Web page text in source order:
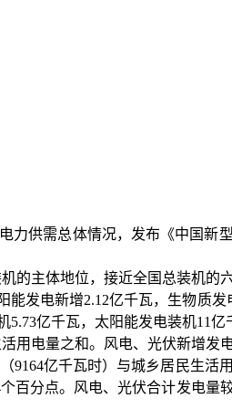
供需总体情况，发布《中国新
的主体地位，接近全国总装机的
能发电新增2.12亿千瓦，生物质
亿千瓦，太阳能发电装机11亿
用电量之和。风电、光伏新增发
亿千瓦时）与城乡居民生活
百分点。风电、光伏合计发电量